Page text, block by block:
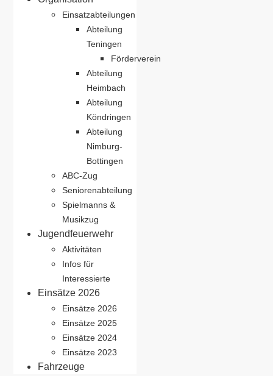
Einsatzabteilungen
Abteilung
Teningen
Förderverein
Abteilung
Heimbach
Abteilung
Köndringen
Abteilung
Nimburg-
Bottingen
ABC-Zug
Seniorenabteilung
Spielmanns &
Musikzug
Jugendfeuerwehr
Aktivitäten
Infos für
Interessierte
Einsätze 2026
Einsätze 2026
Einsätze 2025
Einsätze 2024
Einsätze 2023
Fahrzeuge